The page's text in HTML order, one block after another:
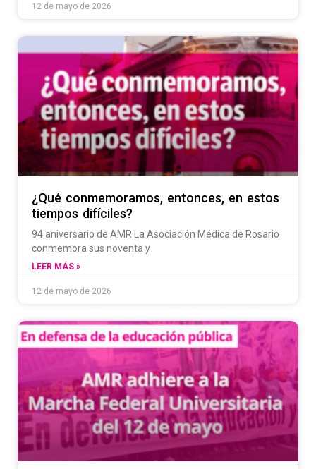
12 de mayo de 2026
¿Qué conmemoramos, entonces, en estos
tiempos difíciles?
94 aniversario de AMR La Asociación Médica de Rosario
conmemora sus noventa y
LEER MÁS »
12 de mayo de 2026